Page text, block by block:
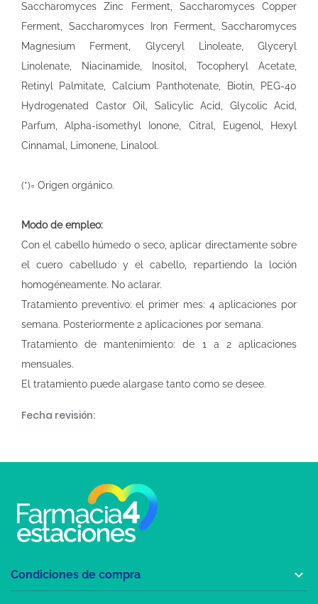
Saccharomyces Zinc Ferment, Saccharomyces Copper
Ferment, Saccharomyces Iron Ferment, Saccharomyces
Magnesium Ferment, Glyceryl Linoleate, Glyceryl
Linolenate, Niacinamide, Inositol, Tocopheryl Acetate,
Retinyl Palmitate, Calcium Panthotenate, Biotin, PEG-40
Hydrogenated Castor Oil, Salicylic Acid, Glycolic Acid,
Parfum, Alpha-isomethyl Ionone, Citral, Eugenol, Hexyl
Cinnamal, Limonene, Linalool.
(*)= Origen orgánico.
Modo de empleo:
Con el cabello húmedo o seco, aplicar directamente sobre
el cuero cabelludo y el cabello, repartiendo la loción
homogéneamente. No aclarar.
Tratamiento preventivo: el primer mes: 4 aplicaciones por
semana. Posteriormente 2 aplicaciones por semana.
Tratamiento de mantenimiento: de 1 a 2 aplicaciones
mensuales.
El tratamiento puede alargase tanto como se desee.
Fecha revisión:
Condiciones de compra 